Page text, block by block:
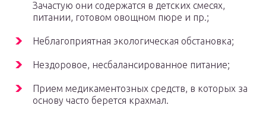
Зачастую они содержатся в детских смесях,
питании, готовом овощном пюре и пр.;
Неблагоприятная экологическая обстановка;
Нездоровое, несбалансированное питание;
Прием медикаментозных средств, в которых за
основу часто берется крахмал.